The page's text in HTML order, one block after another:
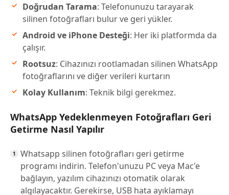
Doğrudan Tarama: Telefonunuzu tarayarak
silinen fotoğrafları bulur ve geri yükler.
Android ve iPhone Desteği: Her iki platformda da
çalışır.
Rootsuz: Cihazınızı rootlamadan silinen WhatsApp
fotoğraflarını ve diğer verileri kurtarın
Kolay Kullanım: Teknik bilgi gerekmez.
WhatsApp Yedeklenmeyen Fotoğrafları Geri
Getirme Nasıl Yapılır
Whatsapp silinen fotoğrafları geri getirme
programı indirin. Telefon'unuzu PC veya Mac'e
bağlayın, yazılım cihazınızı otomatik olarak
algılayacaktır. Gerekirse, USB hata ayıklamayı